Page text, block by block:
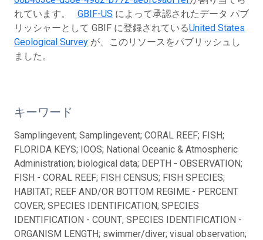
れています。 GBIF-US によって承認されたデータ パブ
リッシャーとして GBIF に登録されているUnited States
Geological Survey が、このリソースをパブリッシュし
ました。
キーワード
Samplingevent; Samplingevent; CORAL REEF; FISH;
FLORIDA KEYS; IOOS; National Oceanic & Atmospheric
Administration; biological data; DEPTH - OBSERVATION;
FISH - CORAL REEF; FISH CENSUS; FISH SPECIES;
HABITAT; REEF AND/OR BOTTOM REGIME - PERCENT
COVER; SPECIES IDENTIFICATION; SPECIES
IDENTIFICATION - COUNT; SPECIES IDENTIFICATION -
ORGANISM LENGTH; swimmer/diver; visual observation;